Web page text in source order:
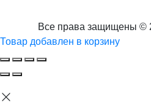
Все права защищены ©
Товар добавлен в корзину